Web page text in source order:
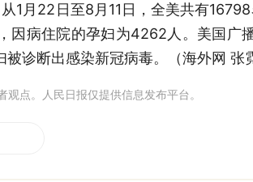
1月22日至8月11日，全美共有
因病住院的孕妇为4262人。美国广
诊断出感染新冠病毒。（海外网 张
点。人民日报仅提供信息发布平台。